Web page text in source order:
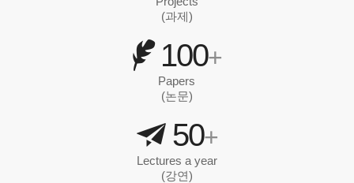
(과제)
100+
Papers
(논문)
50+
Lectures a year
(강연)